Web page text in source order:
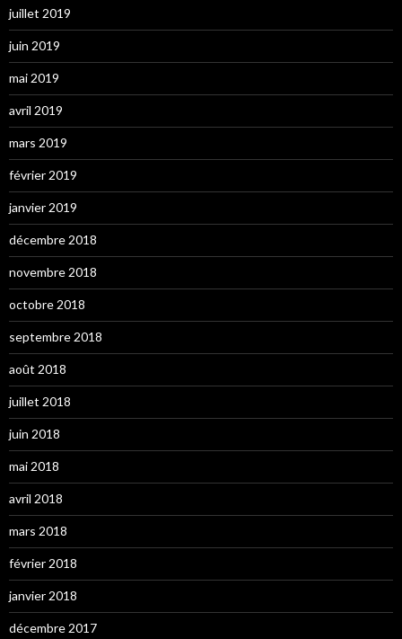
juillet 2019
juin 2019
mai 2019
avril 2019
mars 2019
février 2019
janvier 2019
décembre 2018
novembre 2018
octobre 2018
septembre 2018
août 2018
juillet 2018
juin 2018
mai 2018
avril 2018
mars 2018
février 2018
janvier 2018
décembre 2017